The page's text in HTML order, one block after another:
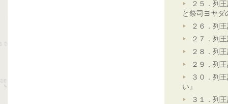
２５．列
と祭司ヨヤダ
２６．列
２７．列
２８．列
２９．列
３０．列
い』
３１．列